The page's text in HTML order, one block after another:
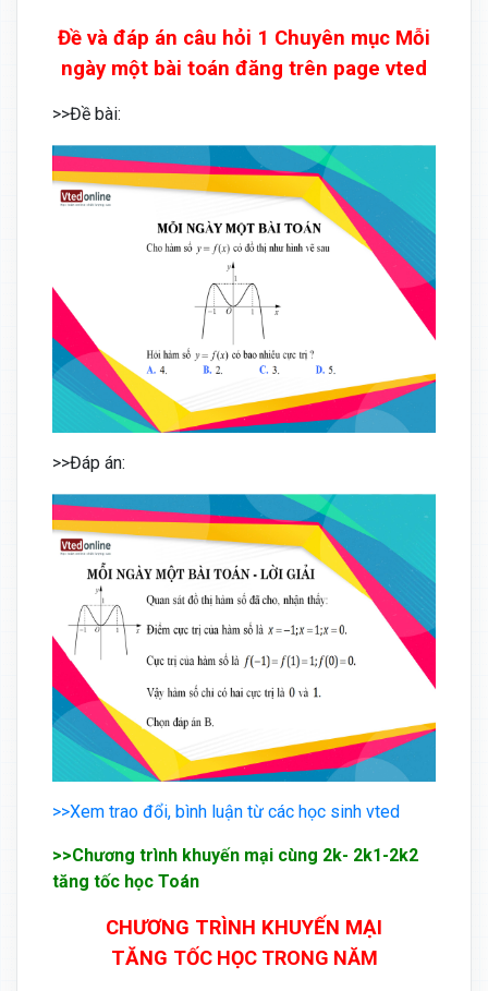
Đề và đáp án câu hỏi 1 Chuyên mục Mỗi
ngày một bài toán đăng trên page vted
>>Đề bài:
>>Đáp án:
>>Xem trao đổi, bình luận từ các học sinh vted
>>Chương trình khuyến mại cùng 2k- 2k1-2k2
tăng tốc học Toán
CHƯƠNG TRÌNH KHUYẾN MẠI
TĂNG TỐC HỌC TRONG NĂM